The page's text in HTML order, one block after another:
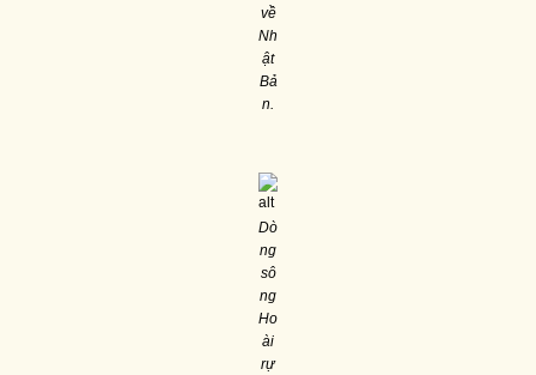
về
Nh
ật
Bả
n.
Dò
ng
sô
ng
Ho
ài
rự